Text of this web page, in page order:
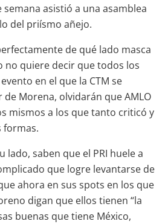
asistió a una asamblea
del priísmo añejo.
de qué lado masca
no quiere decir que todos los
en el que la CTM se
de Morena, olvidarán que AMLO
mismos a los que tanto criticó y
formas.
lado, saben que el PRI huele a
que logre levantarse de
ahora en sus spots en los que
digan que ellos tienen “la
buenas que tiene México,